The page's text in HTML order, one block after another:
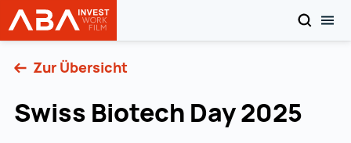
Startseite | INVEST in AUSTRIA
SUCHEN
Zur Übersicht
Swiss Biotech Day 2025